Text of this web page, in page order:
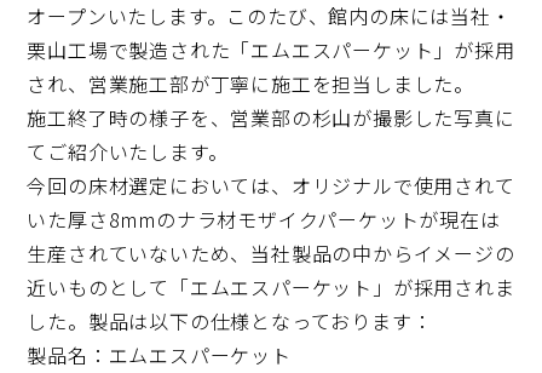
オープンいたします。このたび、館内の床には当社・
栗山工場で製造された「エムエスパーケット」が採用
され、営業施工部が丁寧に施工を担当しました。
施工終了時の様子を、営業部の杉山が撮影した写真に
てご紹介いたします。
今回の床材選定においては、オリジナルで使用されて
いた厚さ8mmのナラ材モザイクパーケットが現在は
生産されていないため、当社製品の中からイメージの
近いものとして「エムエスパーケット」が採用されま
した。製品は以下の仕様となっております：
製品名：エムエスパーケット